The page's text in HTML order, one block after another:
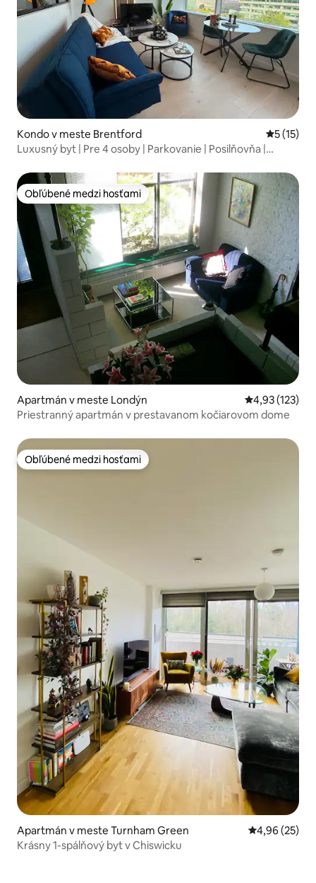
Kondo v meste Brentford
5 (15)
Luxusný byt | Pre 4 osoby | Parkovanie | Posilňovňa |
Obľúbené medzi hosťami
Obľúbené medzi hosťami
Apartmán v meste Londýn Priemerné
4,93 (123)
Priestranný apartmán v prestavanom kočiarovom dome
Obľúbené medzi hosťami
Obľúbené medzi hosťami
Apartmán v meste Turnham Green Priemerné
4,96 (25)
Krásny 1-spálňový byt v Chiswicku